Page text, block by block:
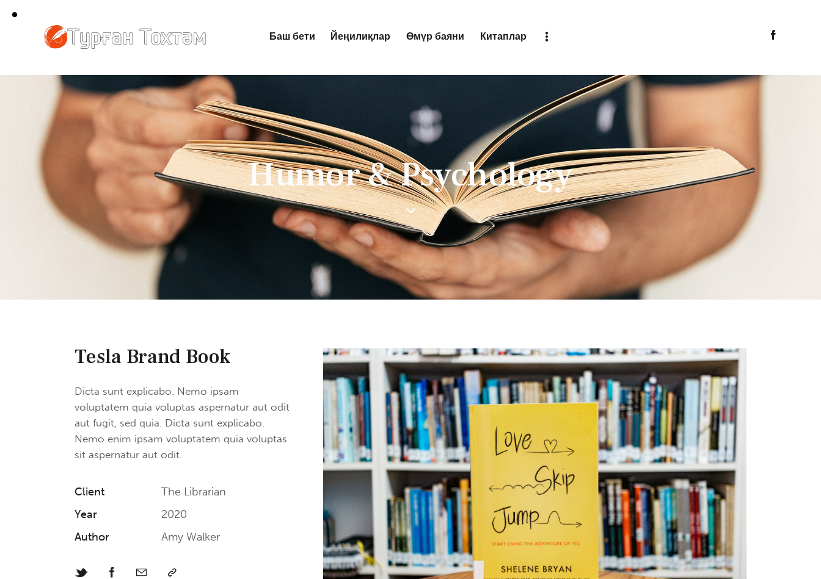
Баш бети Йеңилиқлар Өмүр баяни Китаплар
Баш бети Аудиокитаплар
Humor & Psychology
Tesla Brand Book
Dicta sunt explicabo. Nemo ipsam
voluptatem quia voluptas aspernatur aut odit
aut fugit, sed quia. Dicta sunt explicabo.
Nemo enim ipsam voluptatem quia voluptas
sit aspernatur aut odit.
Client
The Librarian
Year
2020
Author
Amy Walker